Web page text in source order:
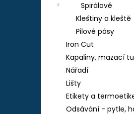
Spirálové
Kleštiny a kleště
Pilové pásy
Iron Cut
Kapaliny, mazací
Nářadí
Lišty
Etikety a
Odsávání - pytle,